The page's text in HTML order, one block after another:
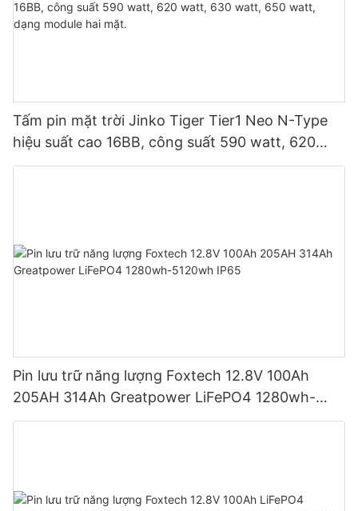
Tấm pin mặt trời Jinko Tiger Tier1 Neo N-Type
hiệu suất cao 16BB, công suất 590 watt, 620
watt, 630 watt, 650 watt, dạng module hai mặt.
Pin lưu trữ năng lượng Foxtech 12.8V 100Ah
205AH 314Ah Greatpower LiFePO4 1280wh-
5120wh IP65